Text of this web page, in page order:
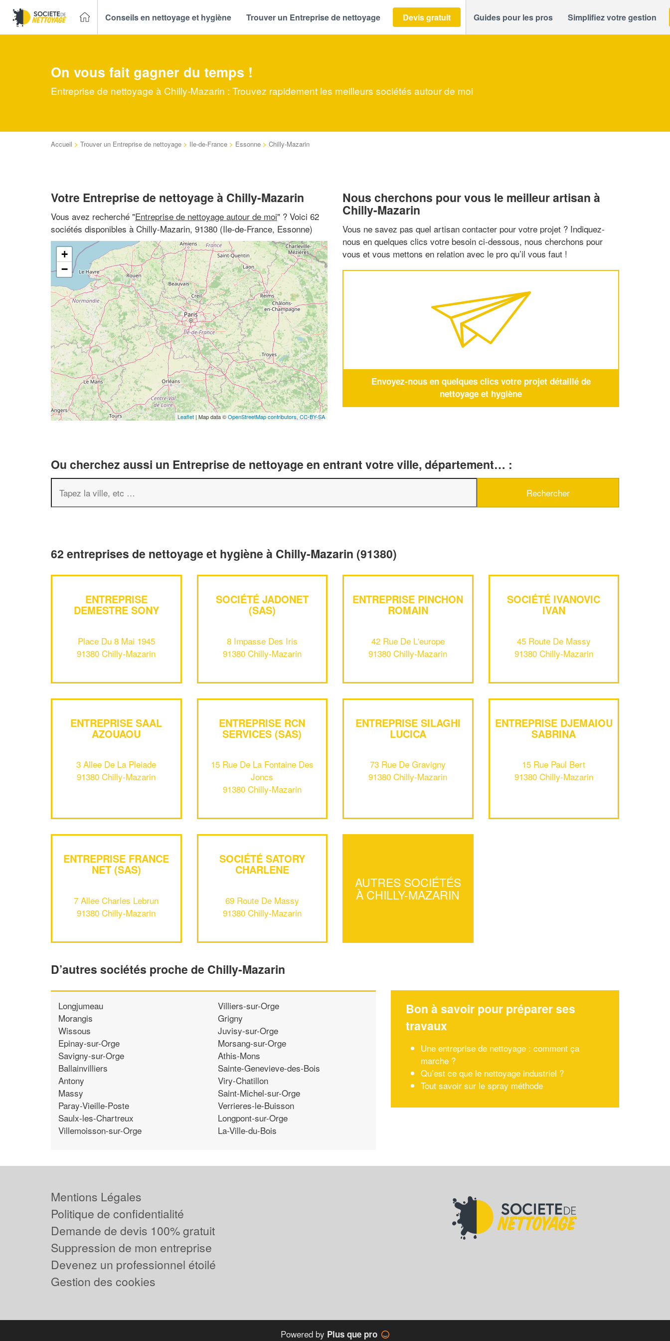
Conseils en nettoyage et hygiène Trouver un Entreprise de nettoyage Devis gratuit Guides pour les pros Simplifiez votre gestion
On vous fait gagner du temps !
Entreprise de nettoyage à Chilly-Mazarin : Trouvez rapidement les meilleurs sociétés autour de moi
Accueil > Trouver un Entreprise de nettoyage > Ile-de-France > Essonne > Chilly-Mazarin
Votre Entreprise de nettoyage à Chilly-Mazarin
Vous avez recherché "Entreprise de nettoyage autour de moi" ? Voici 62
sociétés disponibles à Chilly-Mazarin, 91380 (Ile-de-France, Essonne)
+
−
Leaflet | Map data ©OpenStreetMap contributors, CC-BY-SA
Nous cherchons pour vous le meilleur artisan à
Chilly-Mazarin
Vous ne savez pas quel artisan contacter pour votre projet ? Indiquez-
nous en quelques clics votre besoin ci-dessous, nous cherchons pour
vous et vous mettons en relation avec le pro qu’il vous faut !
Envoyez-nous en quelques clics votre projet détaillé de
nettoyage et hygiène
Ou cherchez aussi un Entreprise de nettoyage en entrant votre ville, département… :
62 entreprises de nettoyage et hygiène à Chilly-Mazarin (91380)
ENTREPRISE
DEMESTRE SONY
Place Du 8 Mai 1945
91380 Chilly-Mazarin
SOCIÉTÉ JADONET
(SAS)
8 Impasse Des Iris
91380 Chilly-Mazarin
ENTREPRISE PINCHON
ROMAIN
42 Rue De L'europe
91380 Chilly-Mazarin
SOCIÉTÉ IVANOVIC
IVAN
45 Route De Massy
91380 Chilly-Mazarin
ENTREPRISE SAAL
AZOUAOU
3 Allee De La Pleiade
91380 Chilly-Mazarin
ENTREPRISE RCN
SERVICES (SAS)
15 Rue De La Fontaine Des
Joncs
91380 Chilly-Mazarin
ENTREPRISE SILAGHI
LUCICA
73 Rue De Gravigny
91380 Chilly-Mazarin
ENTREPRISE DJEMAIOU
SABRINA
15 Rue Paul Bert
91380 Chilly-Mazarin
ENTREPRISE FRANCE
NET (SAS)
7 Allee Charles Lebrun
91380 Chilly-Mazarin
SOCIÉTÉ SATORY
CHARLENE
69 Route De Massy
91380 Chilly-Mazarin
AUTRES SOCIÉTÉS
À CHILLY-MAZARIN
D’autres sociétés proche de Chilly-Mazarin
Longjumeau
Morangis
Wissous
Epinay-sur-Orge
Savigny-sur-Orge
Ballainvilliers
Antony
Massy
Paray-Vieille-Poste
Saulx-les-Chartreux
Villemoisson-sur-Orge
Villiers-sur-Orge
Grigny
Juvisy-sur-Orge
Morsang-sur-Orge
Athis-Mons
Sainte-Genevieve-des-Bois
Viry-Chatillon
Saint-Michel-sur-Orge
Verrieres-le-Buisson
Longpont-sur-Orge
La-Ville-du-Bois
Bon à savoir pour préparer ses
travaux
Une entreprise de nettoyage : comment ça
marche ?
Qu’est ce que le nettoyage industriel ?
Tout savoir sur le spray méthode
professionnel ?
vosmargestout en gagnant de
En savoir plus
Mentions Légales
Politique de confidentialité
Demande de devis 100% gratuit
Suppression de mon entreprise
Devenez un professionnel étoilé
Gestion des cookies
Powered by Plus que pro